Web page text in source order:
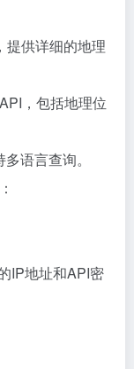
提供详细的地理
，包括地理位
语言查询。
IP地址和API密